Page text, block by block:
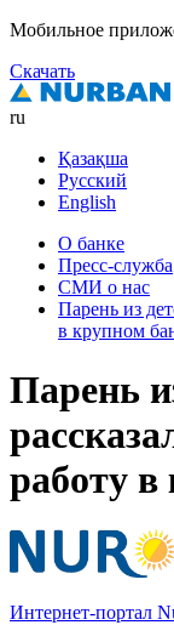
Мобильное
Скачать
ru
Қазақша
Русский
English
О банке
Пресс-служба
СМИ о нас
Парень из
в крупном
Парень
работу в
Интернет-портал